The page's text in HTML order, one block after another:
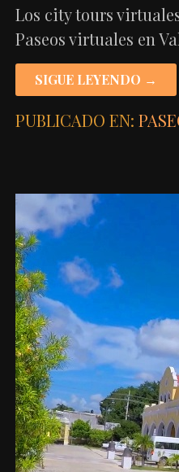
Los city tours
Paseos virtuales en
SIGUE LEYENDO →
PUBLICADO EN: